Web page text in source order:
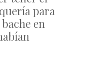
para
en